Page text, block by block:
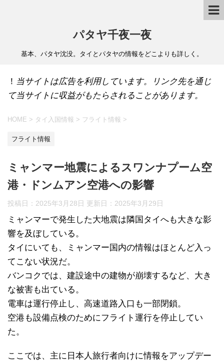
パタヤ千夜一夜
基本、パタヤ沈没。タイとパタヤの情報をどこよりも詳しく。
！ 当サイトは広告を利用しています。リンク先を通じ
て当サイトに収益がもたらされることがあります。
HOME > タイ入国情報 > フライト情報 >
フライト情報
ミャンマー地震によるスワンナプーム空
港・ドンムアン空港への影響
投稿日：2025年3月28日 更新日： 2025年3月29日
ミャンマーで発生した大地震は隣国タイへも大きな影
響を及ぼしている。
タイにいても、ミャンマー国内の情報はほとんど入っ
てこない状況だ。
バンコクでは、建設途中の建物が崩壊するなど、大き
な被害も出ている。
電車は運行停止し、高速道路入口も一部閉鎖。
空港も設備点検のためにフライト運行を停止してい
た。
ここでは、主に日本人旅行者向けに情報をアップデー